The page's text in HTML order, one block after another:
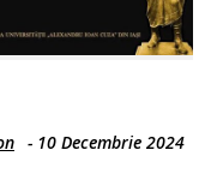
- 10 Decembrie 2024